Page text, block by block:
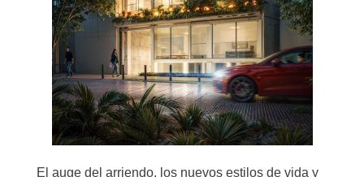
El auge del arriendo, los nuevos estilos de vida y